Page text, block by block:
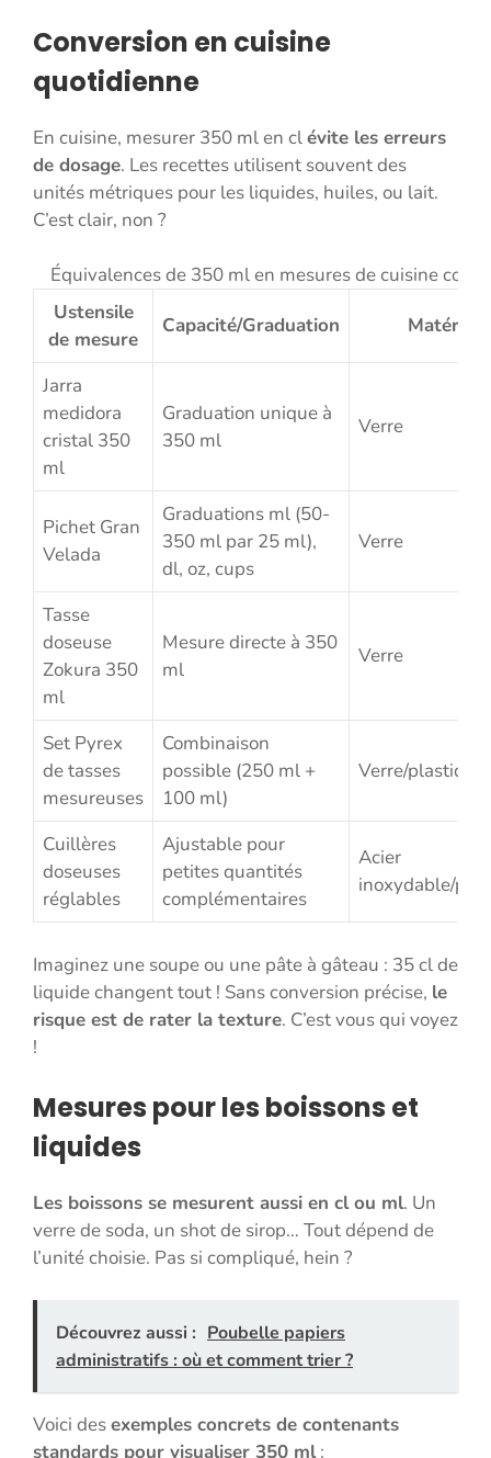
Conversion en cuisine
quotidienne
En cuisine, mesurer 350 ml en clévite les erreurs
de dosage. Les recettes utilisent souvent des
unités métriques pour les liquides, huiles, ou lait.
C’est clair, non ?
Équivalences de 350 ml en mesures de cuisine
Ustensile
de mesure
Capacité/Graduation Matériau
Jarra
medidora
cristal 350
ml
Graduation unique à
350 ml
Verre
Pichet Gran
Velada
Graduations ml (50-
350 ml par 25 ml),
dl, oz, cups
Verre
Tasse
doseuse
Zokura 350
ml
Mesure directe à 350
ml
Verre
Set Pyrex
de tasses
mesureuses
Combinaison
possible (250 ml +
100 ml)
Verre/plastique
Cuillères
doseuses
réglables
Ajustable pour
petites quantités
complémentaires
Acier
inoxydable/
Imaginez une soupe ou une pâte à gâteau : 35 cl de
liquide changent tout ! Sans conversion précise, le
risque est de rater la texture. C’est vous qui voyez
!
Mesures pour les boissons et
liquides
Les boissons se mesurent aussi en cl ou ml. Un
verre de soda, un shot de sirop… Tout dépend de
l’unité choisie. Pas si compliqué, hein ?
Découvrez aussi : Poubelle papiers
administratifs : où et comment trier ?
Voici desexemples concrets de contenants
standards pour visualiser 350 ml: